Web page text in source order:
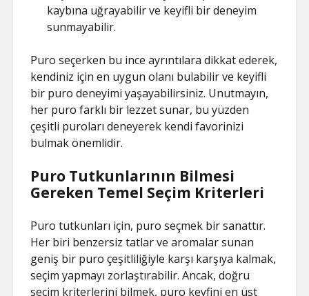
kaybına uğrayabilir ve keyifli bir deneyim
sunmayabilir.
Puro seçerken bu ince ayrıntılara dikkat ederek,
kendiniz için en uygun olanı bulabilir ve keyifli
bir puro deneyimi yaşayabilirsiniz. Unutmayın,
her puro farklı bir lezzet sunar, bu yüzden
çeşitli puroları deneyerek kendi favorinizi
bulmak önemlidir.
Puro Tutkunlarının Bilmesi
Gereken Temel Seçim Kriterleri
Puro tutkunları için, puro seçmek bir sanattır.
Her biri benzersiz tatlar ve aromalar sunan
geniş bir puro çeşitliliğiyle karşı karşıya kalmak,
seçim yapmayı zorlaştırabilir. Ancak, doğru
seçim kriterlerini bilmek, puro keyfini en üst